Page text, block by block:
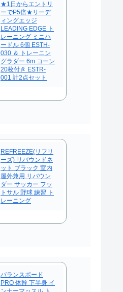
★1日からエントリ
ーでP5倍★リーデ
ィングエッジ
LEADING EDGE ト
レーニング ミニハ
ードル 6個 ESTH-
030 ＆ トレーニン
グラダー 6m コーン
20枚付き ESTR-
001 計2点セット
REFREEZE(リフリ
ーズ) リバウンドネ
ット ブラック 室内
屋外兼用 リバウン
ダー サッカー フッ
トサル 野球 練習 ト
レーニング
バランスボード
PRO 体幹 下半身 イ